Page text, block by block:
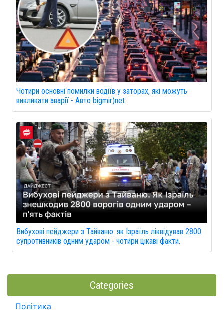
Чотири основні помилки водіїв у заторах, які можуть
викликати аварії - Авто bigmir)net
Вибухові пейджери з Тайваню: як Ізраїль ліквідував 2800
супротивників одним ударом - чотири цікаві факти.
Categories
Політика